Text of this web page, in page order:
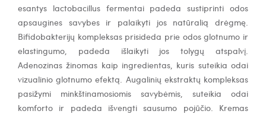
esantys lactobacillus fermentai padeda sustiprinti odos
apsaugines savybes ir palaikyti jos natūralią drėgmę.
Bifidobakterijų kompleksas prisideda prie odos glotnumo ir
elastingumo, padeda išlaikyti jos tolygų atspalvį.
Adenozinas žinomas kaip ingredientas, kuris suteikia odai
vizualinio glotnumo efektą. Augalinių ekstraktų kompleksas
pasižymi minkštinamosiomis savybėmis, suteikia odai
komforto ir padeda išvengti sausumo pojūčio. Kremas